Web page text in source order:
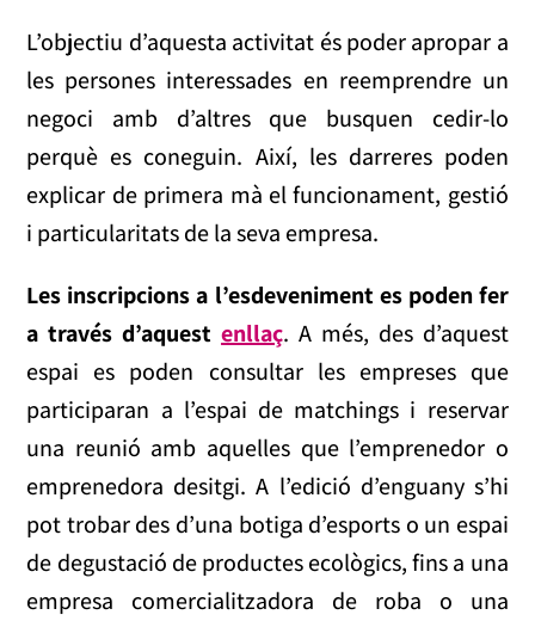
L’objectiu d’aquesta activitat és poder apropar a
les persones interessades en reemprendre un
negoci amb d’altres que busquen cedir-lo
perquè es coneguin. Així, les darreres poden
explicar de primera mà el funcionament, gestió
i particularitats de la seva empresa.
Les inscripcions a l’esdeveniment es poden fer
a través d’aquestenllaç. A més, des d’aquest
espai es poden consultar les empreses que
participaran a l’espai de matchings i reservar
una reunió amb aquelles que l’emprenedor o
emprenedora desitgi. A l’edició d’enguany s’hi
pot trobar des d’una botiga d’esports o un espai
de degustació de productes ecològics, fins a una
empresa comercialitzadora de roba o una